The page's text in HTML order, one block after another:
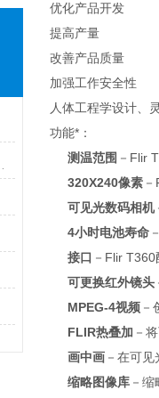
优化产品开发
提高产量
改善产品质量
加强工作安全性
人体工程学设计、
功能*：
测温范围 －Flir
320X240像素
可见光数码相机
4小时电池寿命
接口 －Flir
可更换红外镜头
MPEG-4视频 －
FLIR热叠加 －
画中画 －在可
缩略图像库 －